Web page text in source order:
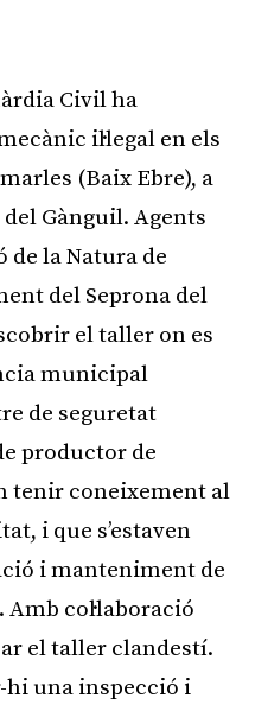
Civil ha
il·legal en els
(Baix Ebre), a
Gànguil. Agents
de la Natura de
del Seprona del
el taller on es
municipal
de seguretat
productor de
tenir coneixement al
i que s’estaven
i manteniment de
col·laboració
el taller clandestí.
hi una inspecció i